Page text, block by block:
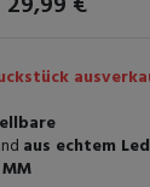
aus echtem
MM